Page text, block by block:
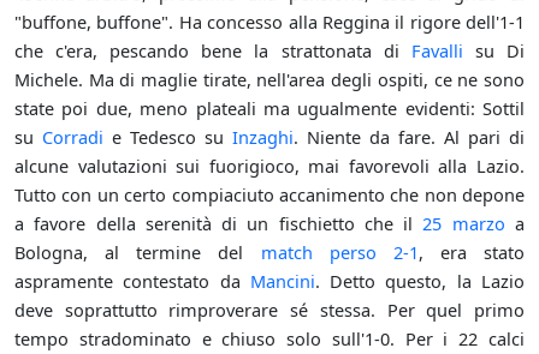
"buffone, buffone". Ha concesso alla Reggina il rigore dell'1-1
che c'era, pescando bene la strattonata di Favalli su Di
Michele. Ma di maglie tirate, nell'area degli ospiti, ce ne sono
state poi due, meno plateali ma ugualmente evidenti: Sottil
su Corradi e Tedesco su Inzaghi. Niente da fare. Al pari di
alcune valutazioni sui fuorigioco, mai favorevoli alla Lazio.
Tutto con un certo compiaciuto accanimento che non depone
a favore della serenità di un fischietto che il25 marzo a
Bologna, al termine del match perso 2-1, era stato
aspramente contestato da Mancini. Detto questo, la Lazio
deve soprattutto rimproverare sé stessa. Per quel primo
tempo stradominato e chiuso solo sull'1-0. Per i 22 calci